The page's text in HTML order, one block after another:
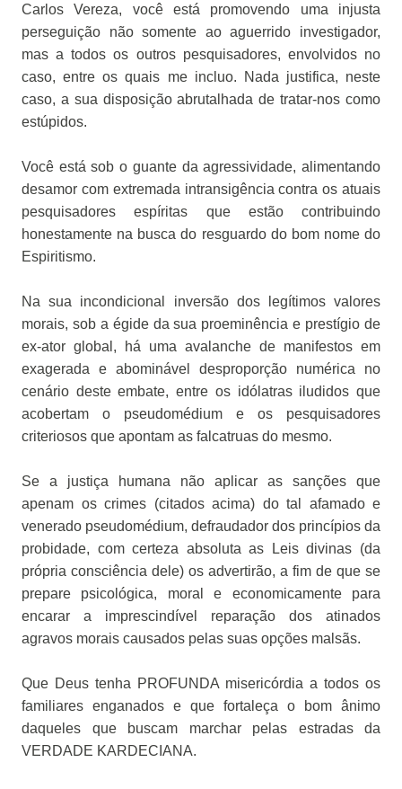
Carlos Vereza, você está promovendo uma injusta
perseguição não somente ao aguerrido investigador,
mas a todos os outros pesquisadores, envolvidos no
caso, entre os quais me incluo. Nada justifica, neste
caso, a sua disposição abrutalhada de tratar-nos como
estúpidos.
Você está sob o guante da agressividade, alimentando
desamor com extremada intransigência contra os atuais
pesquisadores espíritas que estão contribuindo
honestamente na busca do resguardo do bom nome do
Espiritismo.
Na sua incondicional inversão dos legítimos valores
morais, sob a égide da sua proeminência e prestígio de
ex-ator global, há uma avalanche de manifestos em
exagerada e abominável desproporção numérica no
cenário deste embate, entre os idólatras iludidos que
acobertam o pseudomédium e os pesquisadores
criteriosos que apontam as falcatruas do mesmo.
Se a justiça humana não aplicar as sanções que
apenam os crimes (citados acima) do tal afamado e
venerado pseudomédium, defraudador dos princípios da
probidade, com certeza absoluta as Leis divinas (da
própria consciência dele) os advertirão, a fim de que se
prepare psicológica, moral e economicamente para
encarar a imprescindível reparação dos atinados
agravos morais causados pelas suas opções malsãs.
Que Deus tenha PROFUNDA misericórdia a todos os
familiares enganados e que fortaleça o bom ânimo
daqueles que buscam marchar pelas estradas da
VERDADE KARDECIANA.